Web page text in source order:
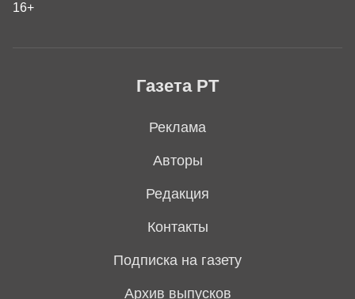
Газета РТ
Реклама
Авторы
Редакция
Контакты
Подписка на газету
Архив выпусков
16+